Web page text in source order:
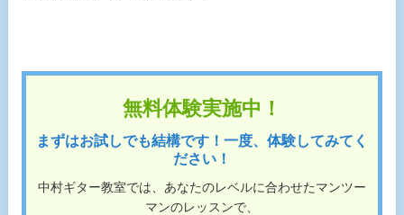
無料体験実施中！
まずはお試しでも結構です！一度、体験してみてく
ださい！
中村ギター教室では、あなたのレベルに合わせたマンツー
マンのレッスンで、